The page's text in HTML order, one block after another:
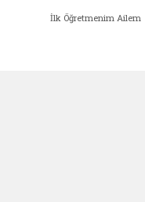
İlk Öğretmenim Ailem